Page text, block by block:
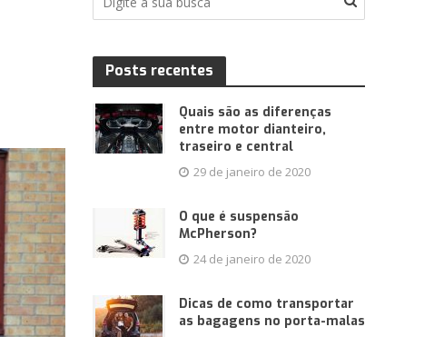
Posts recentes
Quais são as diferenças
entre motor dianteiro,
traseiro e central
29 de janeiro de 2020
O que é suspensão
McPherson?
24 de janeiro de 2020
Dicas de como transportar
as bagagens no porta-malas